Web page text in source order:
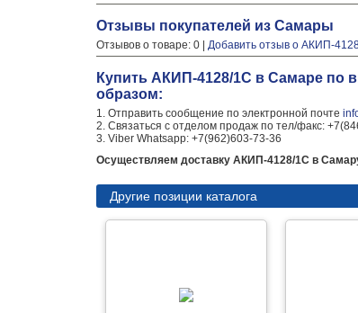
Отзывы покупателей из Самары
Отзывов о товаре: 0 | Добавить отзыв о АКИП-
Купить АКИП-4128/1С в Самаре по
образом:
1. Отправить сообщение по электронной почте
2. Связаться с отделом продаж по тел/факс:
3. Viber Whatsapp: +7(962)603-73-36
Осуществляем доставку АКИП-4128/1С в
Другие позиции каталога